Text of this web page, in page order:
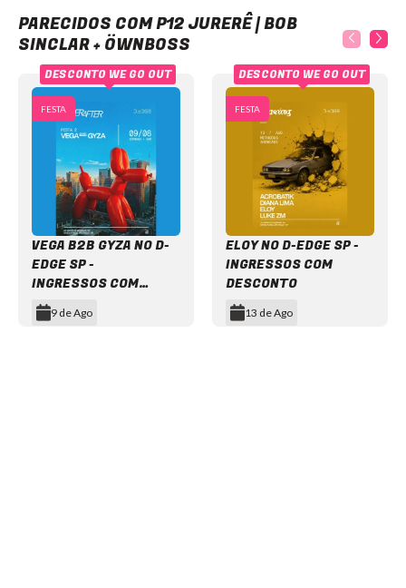
PARECIDOS COM P12 JURERÊ | BOB
SINCLAR + ÖWNBOSS
FESTA
VEGA B2B GYZA NO D-
EDGE SP -
INGRESSOS COM
DESCONTO
9 de Ago
DESCONTO WE GO OUT
FESTA
ELOY NO D-EDGE SP -
INGRESSOS COM
DESCONTO
13 de Ago
DESCONTO WE GO OUT